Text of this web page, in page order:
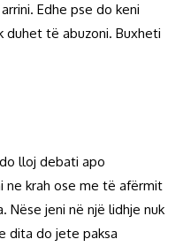
Edhe pse do keni
duhet të abuzoni. Buxheti
lloj debati apo
ne krah ose me të afërmit
jeni në një lidhje nuk
dita do jete paksa